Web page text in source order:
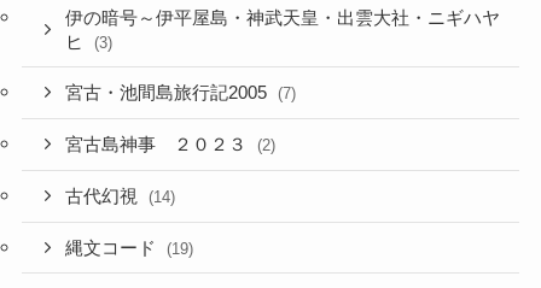
伊の暗号～伊平屋島・神武天皇・出雲大社・ニギハヤ
ヒ
(3)
宮古・池間島旅行記2005 (7)
宮古島神事 ２０２３ (2)
古代幻視 (14)
縄文コード (19)